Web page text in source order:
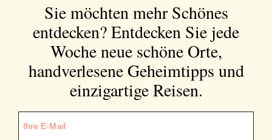
Sie möchten mehr Schönes
entdecken?Entdecken Sie jede
Woche neue schöne Orte,
handverlesene Geheimtipps und
einzigartige Reisen.